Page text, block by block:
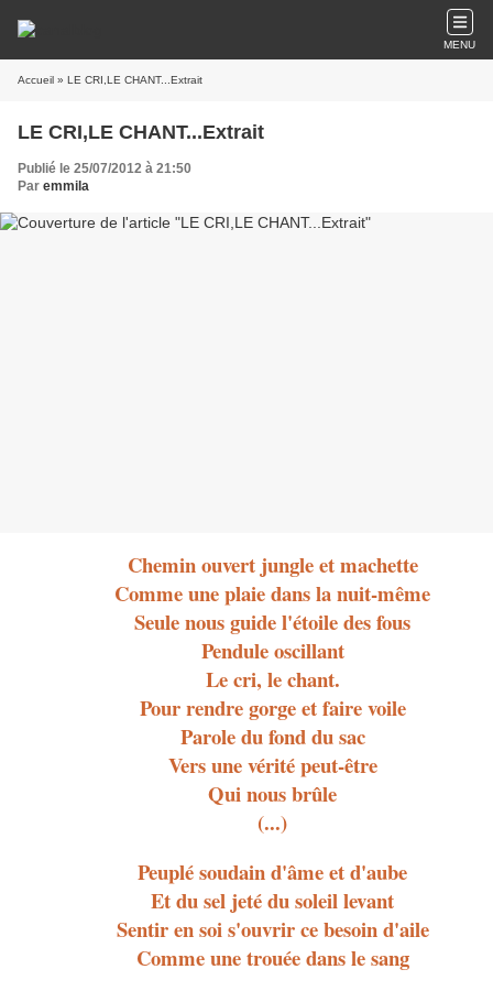
MENU
Accueil » LE CRI,LE CHANT...Extrait
LE CRI,LE CHANT...Extrait
Publié le 25/07/2012 à 21:50
Par emmila
Chemin ouvert jungle et machette
Comme une plaie dans la nuit-même
Seule nous guide l'étoile des fous
Pendule oscillant
Le cri, le chant.
Pour rendre gorge et faire voile
Parole du fond du sac
Vers une vérité peut-être
Qui nous brûle
(...)
Peuplé soudain d'âme et d'aube
Et du sel jeté du soleil levant
Sentir en soi s'ouvrir ce besoin d'aile
Comme une trouée dans le sang